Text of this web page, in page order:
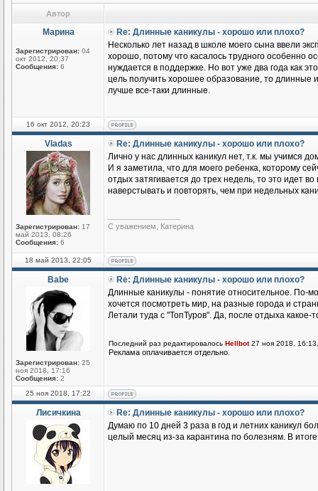
Автор
Марина
Зарегистрирован: 04
окт 2012, 20:37
Сообщения: 6
Re: Длинные каникулы - хорошо или плохо?
Несколько лет назад в школе моего сына ввели
хорошо, потому что касалось трудного особенно
нуждается в поддержке. Но вот уже два года как
цель получить хорошее образование, то длинные
лучше все-таки длинные.
16 окт 2012, 20:23
Vladas
Зарегистрирован: 17
май 2013, 08:26
Сообщения: 6
Re: Длинные каникулы - хорошо или плохо?
Лично у нас длинных каникул нет, т.к. мы учимся
И я заметила, что для моего ребенка, которому
отдых затягивается до трех недель, то это идет
наверстывать и повторять, чем при недельных
С уважением, Катерина
18 май 2013, 22:05
Babe
Зарегистрирован: 25
ноя 2018, 17:16
Сообщения: 2
Re: Длинные каникулы - хорошо или плохо?
Длинные каникулы - понятие относительное. По-
хочется посмотреть мир, на разные города и
Летали туда с "ТопТуров". Да, после отдыха какое-
Последний раз редактировалось Hellbot27 ноя 2018, 16:13,
Реклама оплачивается отдельно.
25 ноя 2018, 17:22
Лисичкина
Re: Длинные каникулы - хорошо или плохо?
Думаю по 10 дней 3 раза в год и летних каникул
целый месяц из-за карантина по болезням. В